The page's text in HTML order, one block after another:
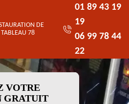
DE
TABLEAU 78
01 89 43 19
19
06 99 78 44
22
VOTRE
GRATUIT